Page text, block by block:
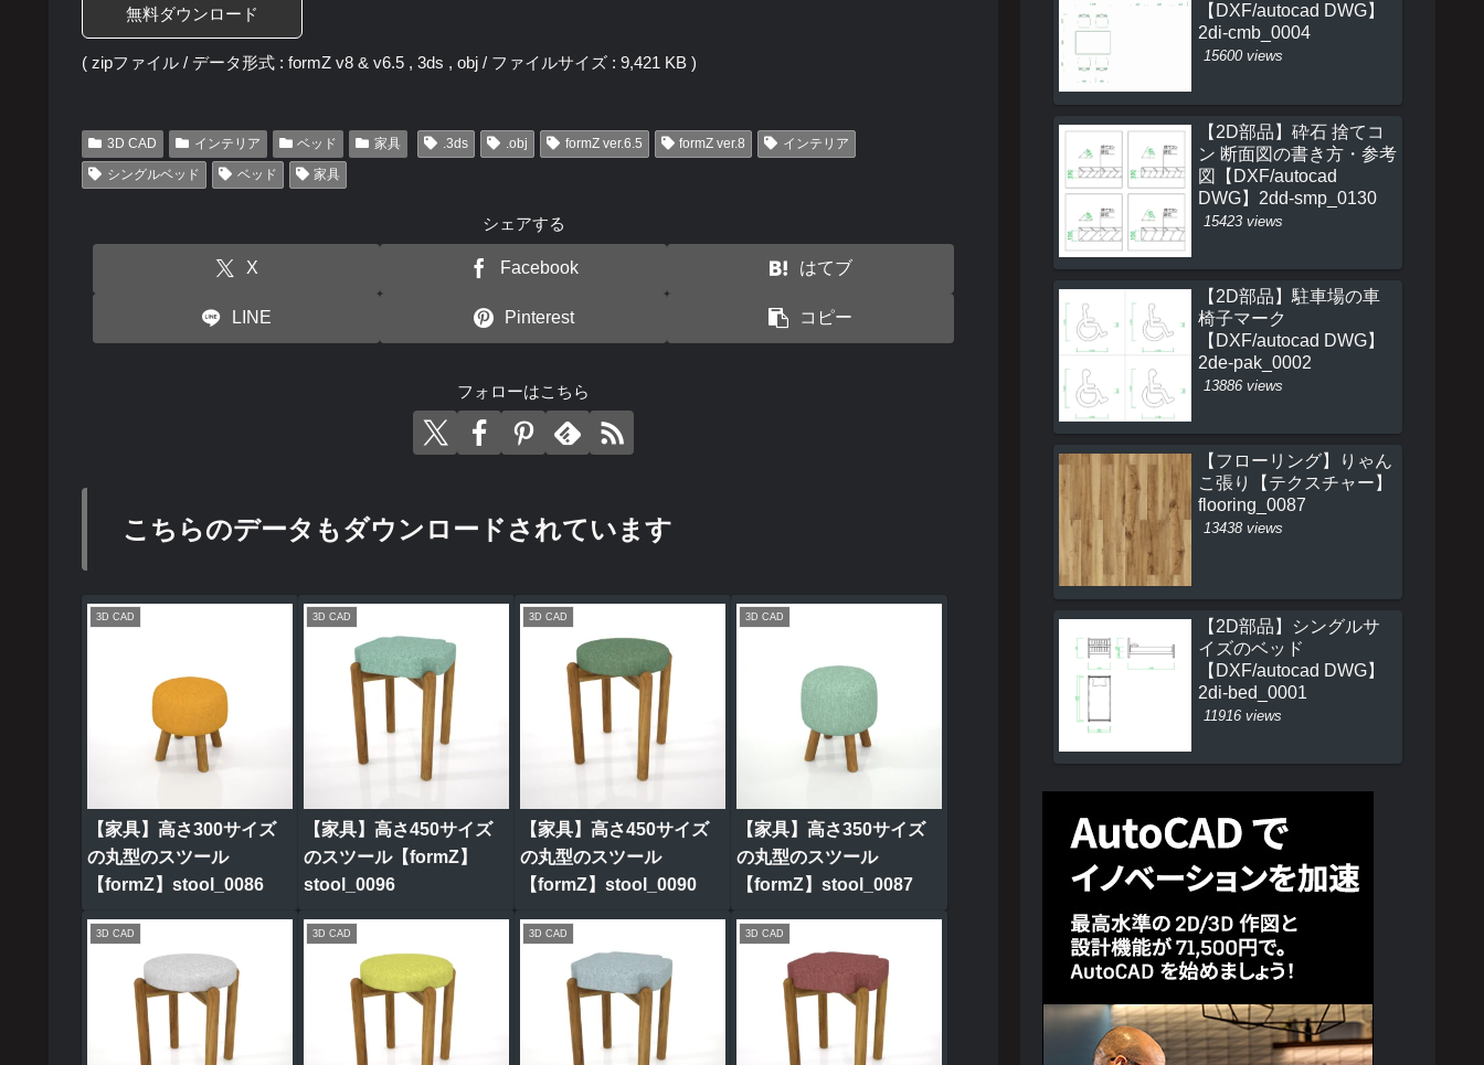
無料ダウンロード
( zipファイル / データ形式 : formZ v8 & v6.5 , 3ds , obj / ファイルサイズ : 9,421 KB )
3D CAD インテリア ベッド 家具 .3ds .obj formZ ver.6.5 formZ ver.8
インテリア
シングルベッド
ベッド 家具
シェアする
X Facebook はてブ
LINE Pinterest コピー
フォローはこちら
こちらのデータもダウンロードされています
3D CAD
【家具】高さ300サイズ
の丸型のスツール
【formZ】stool_0086
3D CAD
【家具】高さ450サイズ
のスツール【formZ】
stool_0096
3D CAD
【家具】高さ450サイズ
の丸型のスツール
【formZ】stool_0090
3D CAD
【家具】高さ350サイズ
の丸型のスツール
【formZ】stool_0087
3D CAD 3D CAD 3D CAD 3D CAD
【DXF/autocad DWG】
2di-cmb_0004
15600 views
【2D部品】砕石 捨てコ
ン 断面図の書き方・参考
図【DXF/autocad
DWG】2dd-smp_0130
15423 views
【2D部品】駐車場の車
椅子マーク
【DXF/autocad DWG】
2de-pak_0002
13886 views
【フローリング】りゃん
こ張り【テクスチャー】
flooring_0087
13438 views
【2D部品】シングルサ
イズのベッド
【DXF/autocad DWG】
2di-bed_0001
11916 views